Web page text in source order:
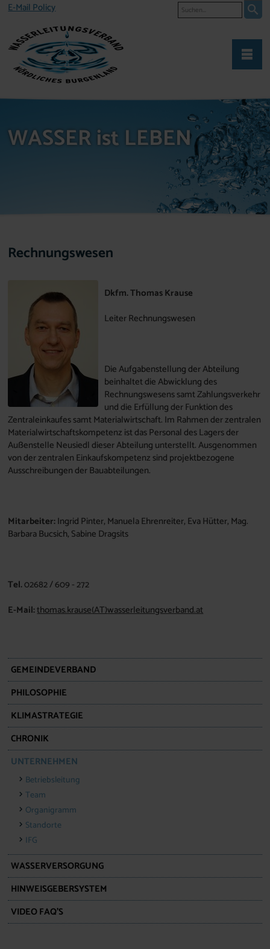
E-Mail Policy Suche
WASSER ist LEBEN
Rechnungswesen
Dkfm. Thomas Krause
Leiter Rechnungswesen
Die Aufgabenstellung der Abteilung
beinhaltet die Abwicklung des
Rechnungswesens samt Zahlungsverkehr
und die Erfüllung der Funktion des
Zentraleinkaufes samt Materialwirtschaft. Im Rahmen der zentralen
Materialwirtschaftskompetenz ist das Personal des Lagers der
Außenstelle Neusiedl dieser Abteilung unterstellt. Ausgenommen
von der zentralen Einkaufskompetenz sind projektbezogene
Ausschreibungen der Bauabteilungen.
Mitarbeiter:Ingrid Pinter, Manuela Ehrenreiter, Eva Hütter, Mag.
Barbara Bucsich, Sabine Dragsits
Tel.02682 / 609 - 272
E-Mail:thomas.krause(AT)wasserleitungsverband.at
GEMEINDEVERBAND
PHILOSOPHIE
KLIMASTRATEGIE
CHRONIK
UNTERNEHMEN
Betriebsleitung
Team
Organigramm
Standorte
IFG
WASSERVERSORGUNG
HINWEISGEBERSYSTEM
VIDEO FAQ’S